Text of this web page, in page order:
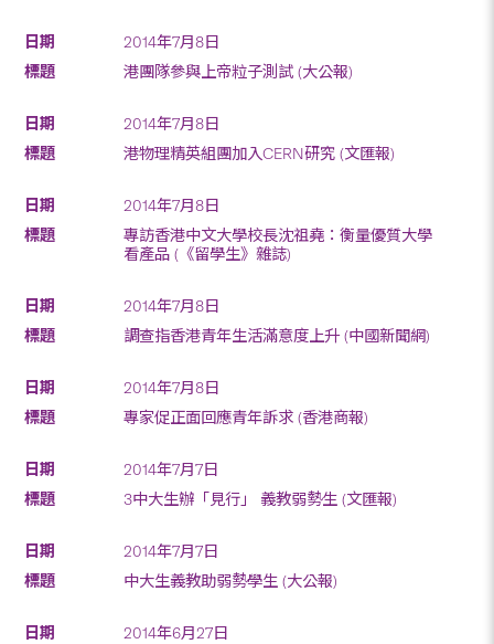
2014年7月8日
港團隊參與上帝粒子測試 (大公報)
2014年7月8日
港物理精英組團加入CERN研究 (文匯報)
2014年7月8日
專訪香港中文大學校長沈祖堯：衡量優質大學
看產品 (《留學生》雜誌)
2014年7月8日
調查指香港青年生活滿意度上升 (中國新聞網)
2014年7月8日
專家促正面回應青年訴求 (香港商報)
2014年7月7日
3中大生辦「見行」 義教弱勢生 (文匯報)
2014年7月7日
中大生義教助弱勢學生 (大公報)
2014年6月27日